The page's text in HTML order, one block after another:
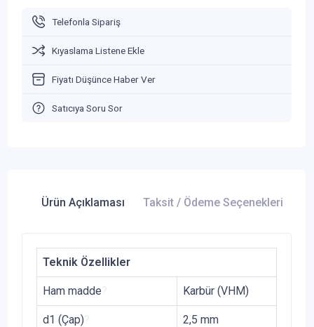
Telefonla Sipariş
Kıyaslama Listene Ekle
Fiyatı Düşünce Haber Ver
Satıcıya Soru Sor
Ürün Açıklaması Taksit / Ödeme Seçenekleri
Teknik Özellikler
Ham madde Karbür (VHM)
d1 (Çap) 2,5 mm